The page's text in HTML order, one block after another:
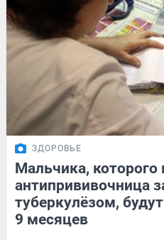
ЗДОРОВЬЕ
Мальчика, которого
антипрививочница
туберкулёзом,
9 месяцев